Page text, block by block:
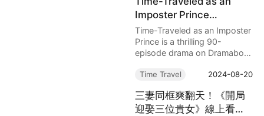
Time Travel 2024-08-20
Imposter Prince
Dramabox: A Journey
Through Time,
Deception, and Intrigue
Time-Traveled as an Imposter
Prince is a thrilling 90-
episode drama on Dramabox
elements of time travel, royal
navigating a life that doesn’t
belong to you.
三妻同框爽翻天！《開局
迎娶三位貴女》線上看